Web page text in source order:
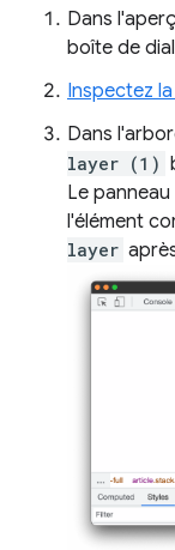
Dans
boîte de
Inspectez
Dans
layer (1)
Le panneau
l'élément
layer